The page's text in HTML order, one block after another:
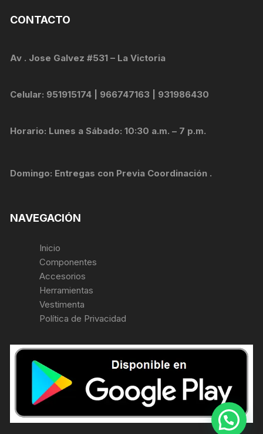
CONTACTO
Av . Jose Galvez #531 – La Victoria
Celular: 951915174 | 966747163 | 931986430
Horario: Lunes a Sábado: 10:30 a.m. – 7 p.m.
Domingo: Entregas con Previa Coordinación .
NAVEGACIÓN
Inicio
Componentes
Accesorios
Herramientas
Vestimenta
Política de Privacidad